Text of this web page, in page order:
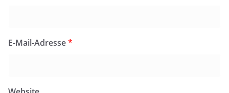
E-Mail-Adresse*